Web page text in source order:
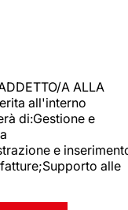
A ALLA
all'interno
di:Gestione e
e
alle